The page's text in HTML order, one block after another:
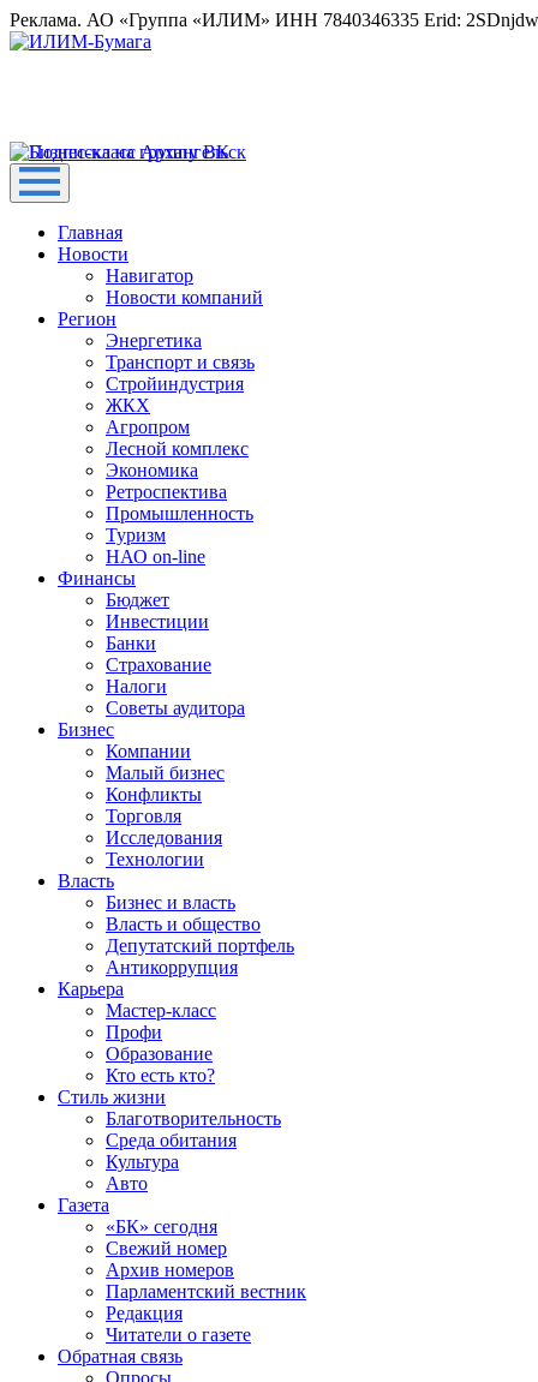
Реклама. АО «Группа «ИЛИМ» ИНН 7840346335 Erid:
Главная
Новости
Навигатор
Новости компаний
Регион
Энергетика
Транспорт и связь
Стройиндустрия
ЖКХ
Агропром
Лесной комплекс
Экономика
Ретроспектива
Промышленность
Туризм
НАО on-line
Финансы
Бюджет
Инвестиции
Банки
Страхование
Налоги
Советы аудитора
Бизнес
Компании
Малый бизнес
Конфликты
Торговля
Исследования
Технологии
Власть
Бизнес и власть
Власть и общество
Депутатский портфель
Антикоррупция
Карьера
Мастер-класс
Профи
Образование
Кто есть кто?
Стиль жизни
Благотворительность
Среда обитания
Культура
Авто
Газета
«БК» сегодня
Свежий номер
Архив номеров
Парламентский вестник
Редакция
Читатели о газете
Обратная связь
Опросы